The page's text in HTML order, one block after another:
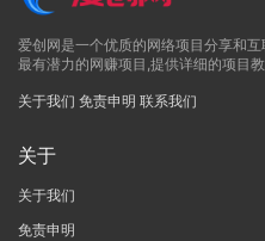
爱创网是一个优质的网络项目分享和
最有潜力的网赚项目,提供详细的项目
关于我们 免责申明 联系我们
关于
关于我们
免责申明